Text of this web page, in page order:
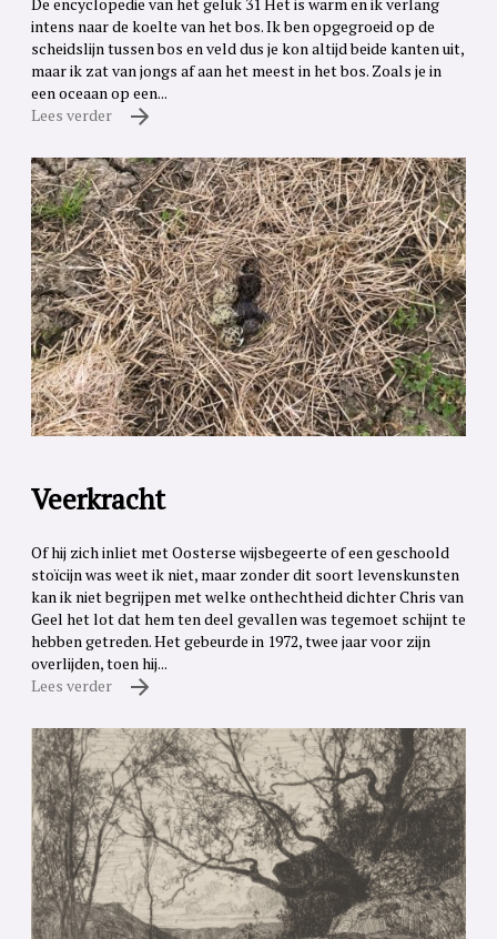
intens naar de koelte van het bos. Ik ben opgegroeid op de
scheidslijn tussen bos en veld dus je kon altijd beide kanten uit,
maar ik zat van jongs af aan het meest in het bos. Zoals je in
een oceaan op een...
Lees verder
Veerkracht
Of hij zich inliet met Oosterse wijsbegeerte of een geschoold
stoïcijn was weet ik niet, maar zonder dit soort levenskunsten
kan ik niet begrijpen met welke onthechtheid dichter Chris van
Geel het lot dat hem ten deel gevallen was tegemoet schijnt te
hebben getreden. Het gebeurde in 1972, twee jaar voor zijn
overlijden, toen hij...
Lees verder